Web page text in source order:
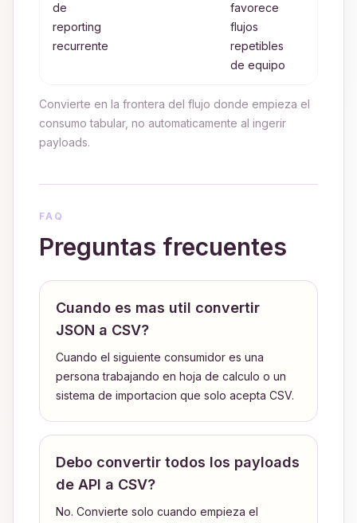
de
reporting
recurrente
favorece
flujos
repetibles
de equipo
Convierte en la frontera del flujo donde empieza el
consumo tabular, no automaticamente al ingerir
payloads.
FAQ
Preguntas frecuentes
Cuando es mas util convertir
JSON a CSV?
Cuando el siguiente consumidor es una
persona trabajando en hoja de calculo o un
sistema de importacion que solo acepta CSV.
Debo convertir todos los payloads
de API a CSV?
No. Convierte solo cuando empieza el